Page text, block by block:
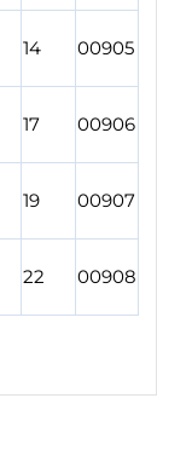
14 00905
17 00906
19 00907
22 00908